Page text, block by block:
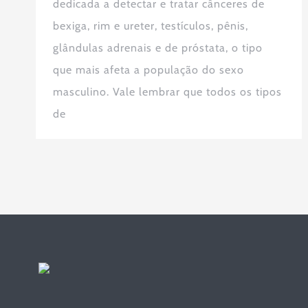
dedicada a detectar e tratar cânceres de
bexiga, rim e ureter, testículos, pênis,
glândulas adrenais e de próstata, o tipo
que mais afeta a população do sexo
masculino. Vale lembrar que todos os tipos
de